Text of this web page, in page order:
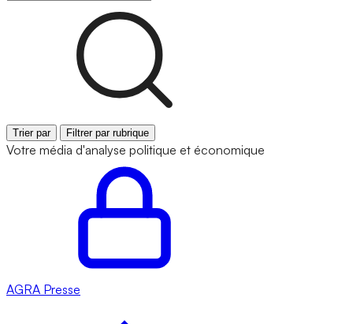
Trier par Filtrer par rubrique
Votre média d'analyse politique et économique
AGRA Presse